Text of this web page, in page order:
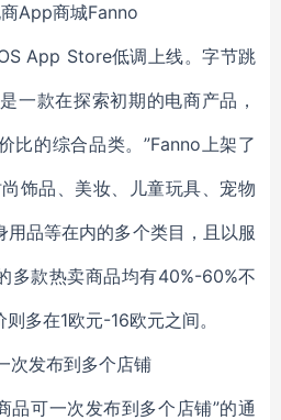
App商城Fanno
App Store低调上线。字节跳
一款在探索初期的电商产品，
比的综合品类。”Fanno上架了
饰品、美妆、儿童玩具、宠物
用品等在内的多个类目，且以服
多款热卖商品均有40%-60%不
多在1欧元-16欧元之间。
次发布到多个店铺
品可一次发布到多个店铺”的通